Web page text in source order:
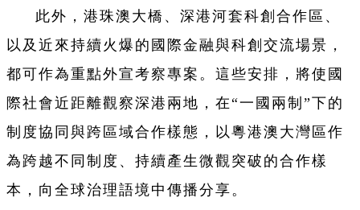
此外，港珠澳大橋、深港河套科創合作區、
以及近來持續火爆的國際金融與科創交流場景，
都可作為重點外宣考察專案。這些安排，將使國
際社會近距離觀察深港兩地，在“一國兩制”下的
制度協同與跨區域合作樣態，以粵港澳大灣區作
為跨越不同制度、持續產生微觀突破的合作樣
本，向全球治理語境中傳播分享。